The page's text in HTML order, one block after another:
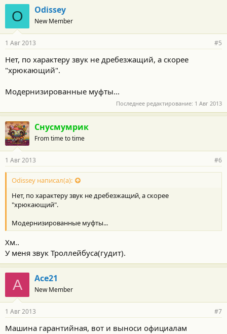
O Odissey
New Member
1 Авг 2013 #5
Нет, по характеру звук не дребезжащий, а скорее
"хрюкающий".
Модернизированные муфты...
Последнее редактирование: 1 Авг 2013
Снусмумрик
From time to time
1 Авг 2013 #6
Odissey написал(а):
Нет, по характеру звук не дребезжащий, а скорее
"хрюкающий".
Модернизированные муфты...
Хм..
У меня звук Троллейбуса(гудит).
A Ace21
New Member
1 Авг 2013 #7
Машина гарантийная, вот и выноси официалам